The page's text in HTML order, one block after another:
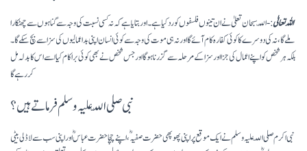
اللہ تعالیٰ:- اللّہ سبحان تعلیٰ نے ان تینوں فلسفوں کو رد کیا ہے۔ اور بتایا ہے کہ نہ کسی نسبت کی وجہ سے گناہوں سے چھٹکارا
ملے گا، نہ کی دوسرے کا کوئی کفارہ کام آئے گا اور نہ ہی موت کی وجہ سے کوئی انسان اپنی بداعمالیوں کی سزا سے بچ سکے گا۔
بلکہ ہر شخص کو اپنے اعمال کی جزا اور سزا کے مرحلہ سے گزرنا ہوگا اور جس شخص نے بھی کوئی برا کام کیا اسے اس کا بدلہ مل
کر رہے گا
نبی صلی اللّہ علیہ وسلم فرماتے ہیں؟